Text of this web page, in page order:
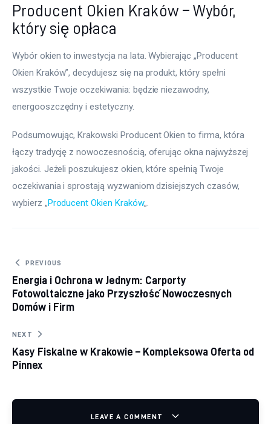
Producent Okien Kraków – Wybór,
który się opłaca
Wybór okien to inwestycja na lata. Wybierając „Producent
Okien Kraków”, decydujesz się na produkt, który spełni
wszystkie Twoje oczekiwania: będzie niezawodny,
energooszczędny i estetyczny.
Podsumowując, Krakowski Producent Okien to firma, która
łączy tradycję z nowoczesnością, oferując okna najwyższej
jakości. Jeżeli poszukujesz okien, które spełnią Twoje
oczekiwania i sprostają wyzwaniom dzisiejszych czasów,
wybierz „Producent Okien Kraków„.
Nawigacja wpisu
PREVIOUS
Energia i Ochrona w Jednym: Carporty
Fotowoltaiczne jako Przyszłość Nowoczesnych
Domów i Firm
NEXT
Kasy Fiskalne w Krakowie – Kompleksowa Oferta od
Pinnex
LEAVE A COMMENT